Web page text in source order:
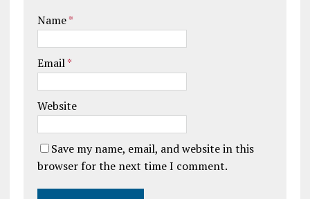
Name*
Email*
Website
Save my name, email, and website in this
browser for the next time I comment.